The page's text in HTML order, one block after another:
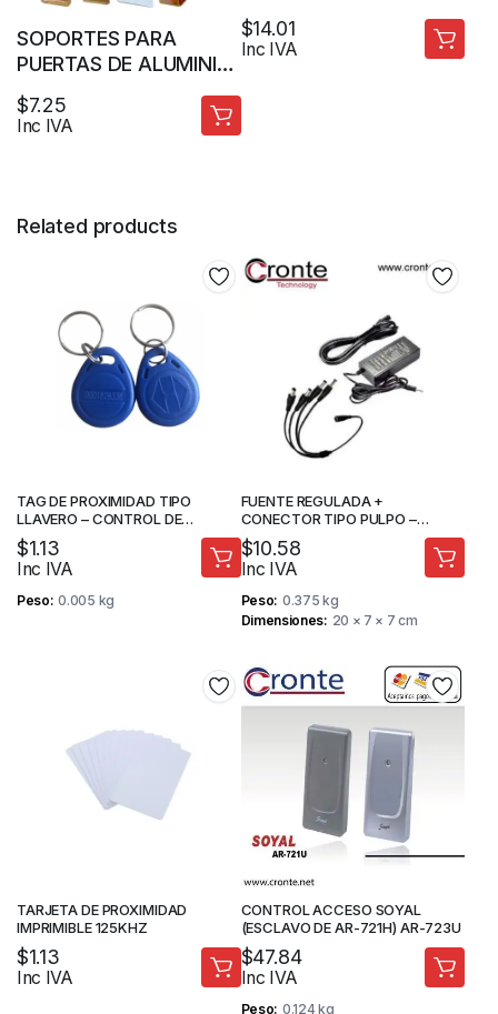
SOPORTES PARA
PUERTAS DE ALUMINIO
O MADERA ACCESORIO
DE BOMBA BISAGRA
HIDRAULICA OU-FR40A
$7.25
Inc IVA
PARA PARA PERFIL
SUPERIOR DE VIDRIO
$14.01
Inc IVA
Related products
TAG DE PROXIMIDAD TIPO
LLAVERO – CONTROL DE
ACCESO – ZKTECO
$1.13
Inc IVA
Peso 0.005 kg
FUENTE REGULADA +
CONECTOR TIPO PULPO –
SISTEMAS DE SEGURIDAD
$10.58
Inc IVA
Peso 0.375 kg
Dimensiones
20 × 7 × 7 cm
TARJETA DE PROXIMIDAD
IMPRIMIBLE 125KHZ
$1.13
Inc IVA
CONTROL ACCESO SOYAL
(ESCLAVO DE AR-721H) AR-723U
$47.84
Inc IVA
Peso 0.124 kg